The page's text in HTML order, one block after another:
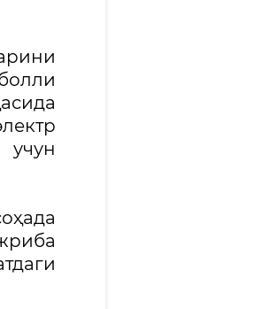
учун